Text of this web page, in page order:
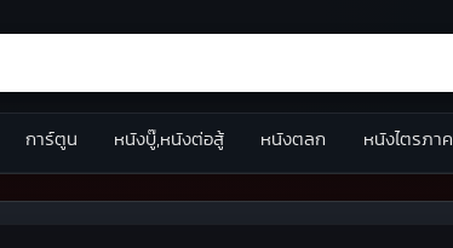
การ์ตูน หนังบู๊,หนังต่อสู้ หนังตลก หนังไตรภาค